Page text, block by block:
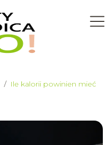
/ Ile kalorii powinien mieć